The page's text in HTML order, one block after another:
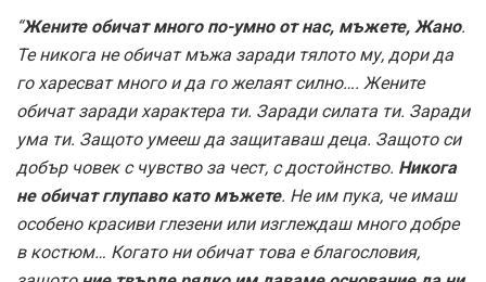
“Жените обичат много по-умно от нас, мъжете, Жано.
Те никога не обичат мъжа заради тялото му, дори да
го харесват много и да го желаят силно…. Жените
обичат заради характера ти. Заради силата ти. Заради
ума ти. Защото умееш да защитаваш деца. Защото си
добър човек с чувство за чест, с достойнство. Никога
не обичат глупаво като мъжете. Не им пука, че имаш
особено красиви глезени или изглеждаш много добре
в костюм… Когато ни обичат това е благословия,